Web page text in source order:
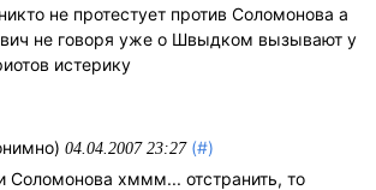
не протестует против Соломонова а
не говоря уже о Швыдком вызывают у
истерику
04.04.2007 23:27 (#)
Соломонова хммм... отстранить, то